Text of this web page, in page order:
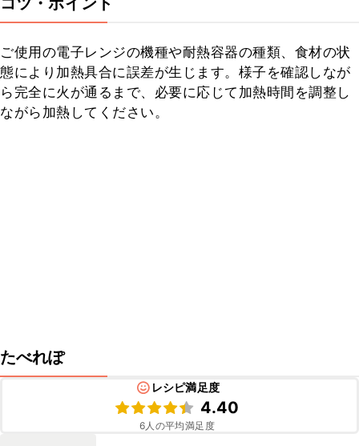
ご使用の電子レンジの機種や耐熱容器の種類、食材の状
態により加熱具合に誤差が生じます。様子を確認しなが
ら完全に火が通るまで、必要に応じて加熱時間を調整し
ながら加熱してください。
たべれぽ
レシピ満足度
4.40
6人の平均満足度